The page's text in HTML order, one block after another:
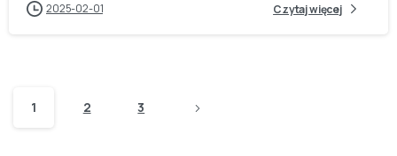
2025-02-01 Czytaj więcej
1 2 3